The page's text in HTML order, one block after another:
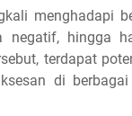
menghadapi
hingga
terdapat
di